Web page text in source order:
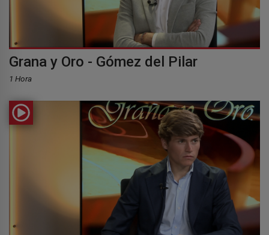
Grana y Oro - Gómez del Pilar
1 Hora